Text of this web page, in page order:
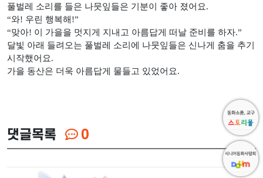
풀벌레 소리를 들은 나뭇잎들은 기분이 좋아 졌어요.
“와! 우린 행복해!”
“맞아! 이 가을을 멋지게 지내고 아름답게 떠날 준비를 하자.”
달빛 아래 들려오는 풀벌레 소리에 나뭇잎들은 신나게 춤을 추기
시작했어요.
가을 동산은 더욱 아름답게 물들고 있었어요.
댓글목록 0